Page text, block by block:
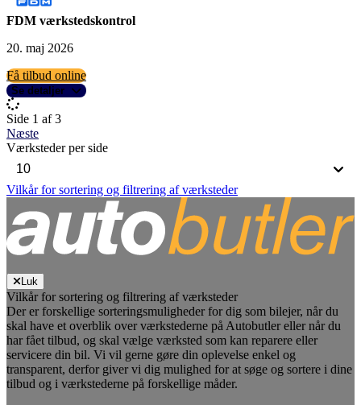
FDM værkstedskontrol
20. maj 2026
Få tilbud online
Se detaljer
Side 1 af 3
Næste
Værksteder per side
Vilkår for sortering og filtrering af værksteder
Luk
Vilkår for sortering og filtrering af værksteder
Der er forskellige sorteringsmuligheder for dig som bilejer, når du
skal have et overblik over værkstederne på Autobutler eller når du
har fået tilbud, og skal vælge værksted som kan reparere eller
servicere din bil. Vi vil gerne gøre din oplevelse enkel og
transparent, derfor giver vi dig mulighed for at søge og sortere i dine
tilbud og i værkstederne på forskellige måder.